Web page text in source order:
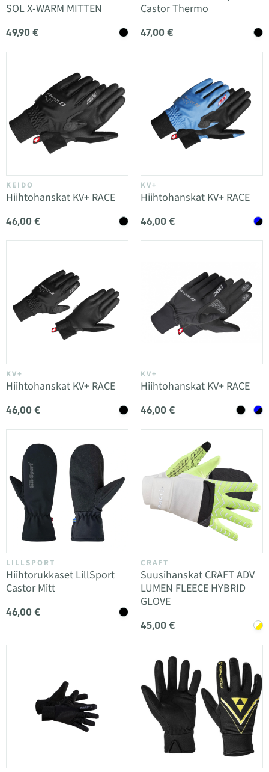
SOL X-WARM MITTEN
49,90 €
Castor Thermo
47,00 €
KEIDO
Hiihtohanskat KV+ RACE
46,00 €
KV+
Hiihtohanskat KV+ RACE
46,00 €
KV+
Hiihtohanskat KV+ RACE
46,00 €
KV+
Hiihtohanskat KV+ RACE
46,00 €
LILLSPORT
Hiihtorukkaset LillSport
Castor Mitt
46,00 €
CRAFT
Suusihanskat CRAFT ADV
LUMEN FLEECE HYBRID
GLOVE
45,00 €